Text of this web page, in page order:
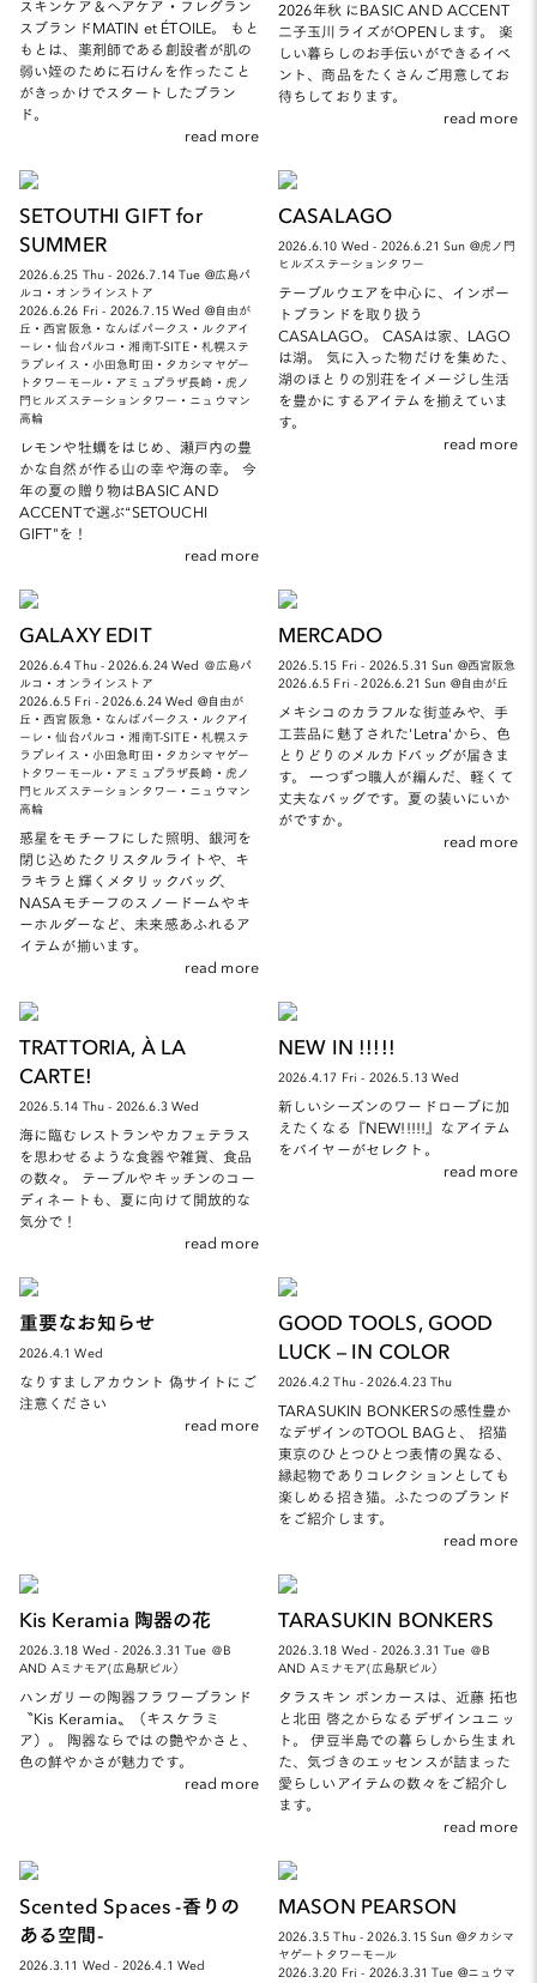
スキンケア＆ヘアケア・フレグラン
スブランドMATIN et ÉTOILE。 もと
もとは、薬剤師である創設者が肌の
弱い姪のために石けんを作ったこと
がきっかけでスタートしたブラン
ド。
read more
2026年秋 にBASIC AND ACCENT
二子玉川ライズがOPENします。 楽
しい暮らしのお手伝いができるイベ
ント、商品をたくさんご用意してお
待ちしております。
read more
SETOUTHI GIFT for
SUMMER
2026.6.25 Thu - 2026.7.14 Tue @広島パ
ルコ・オンラインストア
2026.6.26 Fri - 2026.7.15 Wed @自由が
丘・西宮阪急・なんばパークス・ルクアイ
ーレ・仙台パルコ・湘南T-SITE・札幌ステ
ラプレイス・小田急町田・タカシマヤゲー
トタワーモール・アミュプラザ長崎・虎ノ
門ヒルズステーションタワー・ニュウマン
高輪
レモンや牡蠣をはじめ、瀬戸内の豊
かな自然が作る山の幸や海の幸。 今
年の夏の贈り物はBASIC AND
ACCENTで選ぶ“SETOUCHI
GIFT”を！
read more
CASALAGO
2026.6.10 Wed - 2026.6.21 Sun @虎ノ門
ヒルズステーションタワー
テーブルウエアを中心に、インポー
トブランドを取り扱う
CASALAGO。 CASAは家、LAGO
は湖。 気に入った物だけを集めた、
湖のほとりの別荘をイメージし生活
を豊かにするアイテムを揃えていま
す。
read more
GALAXY EDIT
2026.6.4 Thu - 2026.6.24 Wed ＠広島パ
ルコ・オンラインストア
2026.6.5 Fri - 2026.6.24 Wed @自由が
丘・西宮阪急・なんばパークス・ルクアイ
ーレ・仙台パルコ・湘南T-SITE・札幌ステ
ラプレイス・小田急町田・タカシマヤゲー
トタワーモール・アミュプラザ長崎・虎ノ
門ヒルズステーションタワー・ニュウマン
高輪
惑星をモチーフにした照明、銀河を
閉じ込めたクリスタルライトや、キ
ラキラと輝くメタリックバッグ、
NASAモチーフのスノードームやキ
ーホルダーなど、未来感あふれるア
イテムが揃います。
read more
MERCADO
2026.5.15 Fri - 2026.5.31 Sun @西宮阪急
2026.6.5 Fri - 2026.6.21 Sun @自由が丘
メキシコのカラフルな街並みや、手
工芸品に魅了された'Letra'から、色
とりどりのメルカドバッグが届きま
す。 一つずつ職人が編んだ、軽くて
丈夫なバッグです。夏の装いにいか
がですか。
read more
TRATTORIA, À LA
CARTE!
2026.5.14 Thu - 2026.6.3 Wed
海に臨むレストランやカフェテラス
を思わせるような食器や雑貨、食品
の数々。 テーブルやキッチンのコー
ディネートも、夏に向けて開放的な
気分で！
read more
NEW IN !!!!!
2026.4.17 Fri - 2026.5.13 Wed
新しいシーズンのワードローブに加
えたくなる『NEW!!!!!』なアイテム
をバイヤーがセレクト。
read more
重要なお知らせ
2026.4.1 Wed
なりすましアカウント 偽サイトにご
注意ください
read more
GOOD TOOLS, GOOD
LUCK – IN COLOR
2026.4.2 Thu - 2026.4.23 Thu
TARASUKIN BONKERSの感性豊か
なデザインのTOOL BAGと、 招猫
東京のひとつひとつ表情の異なる、
縁起物でありコレクションとしても
楽しめる招き猫。ふたつのブランド
をご紹介します。
read more
Kis Keramia 陶器の花
2026.3.18 Wed - 2026.3.31 Tue ＠B
AND Aミナモア(広島駅ビル）
ハンガリーの陶器フラワーブランド
〝Kis Keramia〟（キスケラミ
ア）。 陶器ならではの艶やかさと、
色の鮮やかさが魅力です。
read more
TARASUKIN BONKERS
2026.3.18 Wed - 2026.3.31 Tue ＠B
AND Aミナモア(広島駅ビル）
タラスキン ボンカースは、近藤 拓也
と北田 啓之からなるデザインユニッ
ト。 伊豆半島での暮らしから生まれ
た、気づきのエッセンスが詰まった
愛らしいアイテムの数々をご紹介し
ます。
read more
Scented Spaces -香りの
ある空間-
2026.3.11 Wed - 2026.4.1 Wed
MASON PEARSON
2026.3.5 Thu - 2026.3.15 Sun @タカシマ
ヤゲートタワーモール
2026.3.20 Fri - 2026.3.31 Tue @ニュウマ